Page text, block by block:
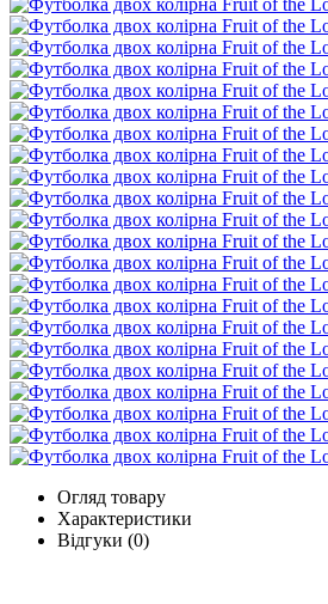
Огляд товару
Характеристики
Відгуки (0)